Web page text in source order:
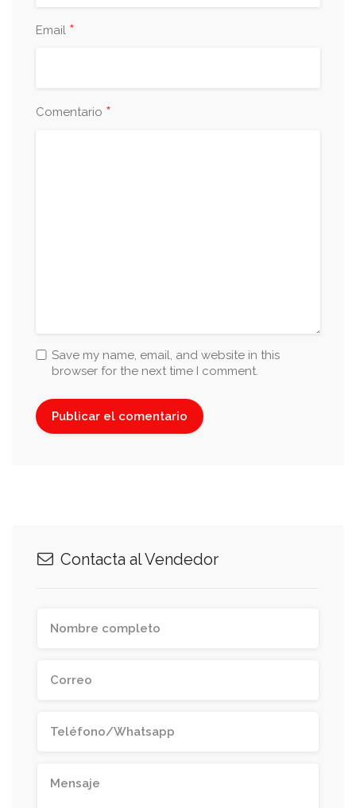
Email *
Comentario *
Save my name, email, and website in this
browser for the next time I comment.
Contacta al Vendedor